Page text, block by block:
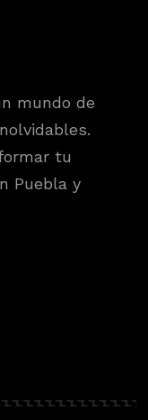
mundo de
tu
Puebla y